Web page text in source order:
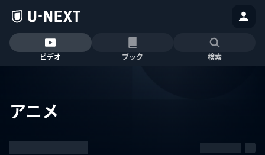
ビデオ ブック 検索
アニメ